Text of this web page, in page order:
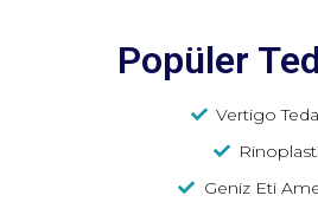
Popüler
Vertigo
Geniz Eti